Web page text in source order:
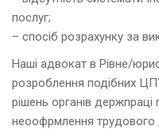
послуг;
– спосiб розрахунку за
Наші адвокат в Рівне/
розроблення подібних
рішень органів
неоофрмлення трудового